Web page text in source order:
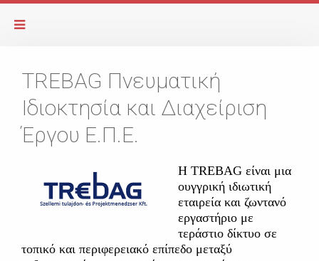
TREBAG Πνευματική
Ιδιοκτησία και Διαχείριση
Έργου Ε.Π.Ε.
Η TREBAG είναι μια
ουγγρική ιδιωτική
εταιρεία και ζωντανό
εργαστήριο με
τεράστιο δίκτυο σε
τοπικό και περιφερειακό επίπεδο μεταξύ